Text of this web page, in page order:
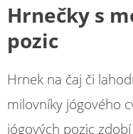
Hrnečky s
pozic
Hrnek na čaj či
milovníky jógového
jógových pozic